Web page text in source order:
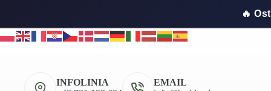
🔥
Przejdź
do
INFOLINIA
EMAIL